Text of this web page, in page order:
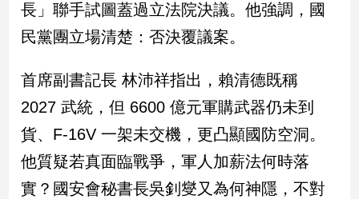
南
觀
點
娛
樂
長」聯手試圖蓋過立法院決議。他強調，國
民黨團立場清楚：否決覆議案。
首席副書記長 林沛祥指出，賴清德既稱
2027 武統，但 6600 億元軍購武器仍未到
貨、F-16V 一架未交機，更凸顯國防空洞。
他質疑若真面臨戰爭，軍人加薪法何時落
實？國安會秘書長吳釗燮又為何神隱，不對